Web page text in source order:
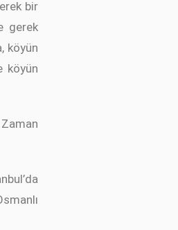
bir
gerek
köyün
köyün